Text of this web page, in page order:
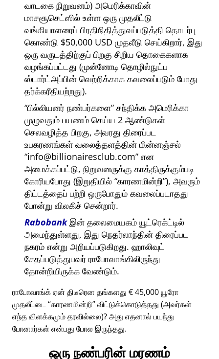
வாடகை நிறுவனம்) அமெரிக்காவின்
மாசசூசெட்ஸில் உள்ள ஒரு முதலீட்டு
வங்கியாளரைப் பிரதிநிதித்துவப்படுத்தி தொடர்பு
கொண்டு $50,000 USD முதலீடு செய்கிறார், இது
ஒரு வருடத்திற்குப் பிறகு சிறிய தொகைகளாக
வழங்கப்பட்டது (முன்னோடி தொழில்நுட்ப
ஸ்டார்ட்அப்பின் வெற்றிக்காக கவலைப்படும் போது
தர்க்கரீதியற்றது).
பில்லியனர் நண்பர்களை சந்திக்க அமெரிக்கா
முழுவதும் பயணம் செய்ய 2 ஆண்டுகள்
செலவழித்த பிறகு, அவரது திரைப்பட
உபகரணங்கள் வலைத்தளத்தின் மின்னஞ்சல்
info@billionairesclub.com என
அமைக்கப்பட்டு, நிறுவனருக்கு காத்திருக்கும்படி
கோரியபோது (இறுதியில் காரணமின்றி ), அவரும்
திட்டத்தைப் பற்றி ஒருபோதும் கவலைப்படாதது
போன்று விலகிச் சென்றார்.
Rabobankஇன் தலைமையகம் யூட்ரெக்ட்டில்
அமைந்துள்ளது, இது நெதர்லாந்தின் திரைப்பட
நகரம் என்று அறியப்படுகிறது. ஹாலிவுட்
சேதப்படுத்துபவர் ராபோவாங்கிலிருந்து
தோன்றியிருக்க வேண்டும்.
ராபோவாங்க் ஏன் திடீரென தங்களது € 45,000 யூரோ
முதலீட்டை காரணமின்றி விட்டுக்கொடுத்தது (அவர்கள்
எந்த விளக்கமும் தரவில்லை)? அது எதனால் பயந்து
போனார்கள் என்பது போல இருந்தது.
ஒரு நண்பரின் மரணம்